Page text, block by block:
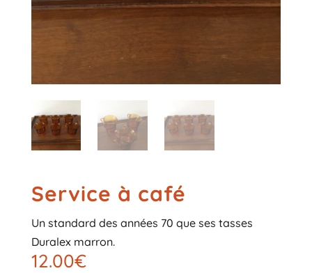
Service à café
Un standard des années 70 que ses tasses
Duralex marron.
12.00€